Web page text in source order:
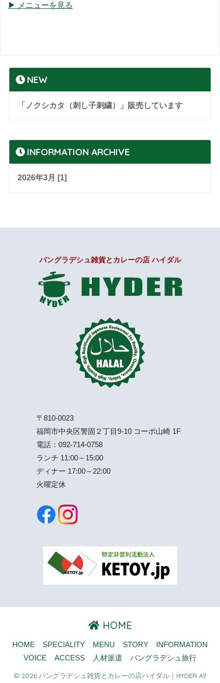
▶ メニューを見る
NEW
「ノクシカタ（刺し子刺繍）」販売しています
INFORMATION ARCHIVE
2026年3月 [1]
バングラデシュ雑貨とカレーの店 ハイダル
〒810-0023
福岡市中央区警固２丁目9-10 コーポ山崎 1F
電話： 092-714-0758
ランチ 11:00～15:00
ディナー 17:00～22:00
火曜定休
HOME
HOME SPECIALITY MENU STORY
INFORMATION
VOICE
ACCESS 人材派遣 バングラデシュ旅行
© 2026 バングラデシュ雑貨とカレーの店ハイダル｜HYDER All